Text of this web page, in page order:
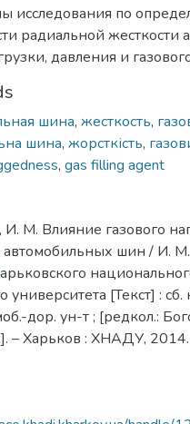
исследования по
радиальной жесткости
давления и
шина, жесткость,
шина, жорсткість,
, gas filling agent
М. Влияние газового
автомобильных шин / И.
[Текст] : сб.
дор. ун-т ; [редкол.:
– Харьков : ХНАДУ,